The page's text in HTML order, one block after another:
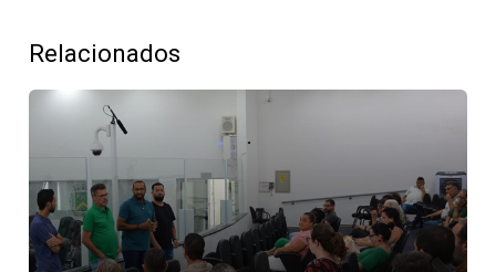
Relacionados